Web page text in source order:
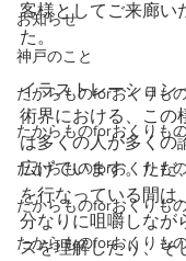
お知らせ
神戸のこと
たからものforおくりも
たからものforおくりも
たからものforおくりも
たからものforおくりも
たからものforおくりも
客様としてご来廊い
た。
イラストレーション
術界における、この
は多くの人が多くの
広げています。ただ
を行なっている間は
分なりに咀嚼しなが
スを理解したり、そ